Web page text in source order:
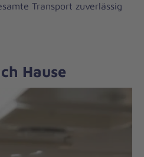
Transport zuverlässig
Hause